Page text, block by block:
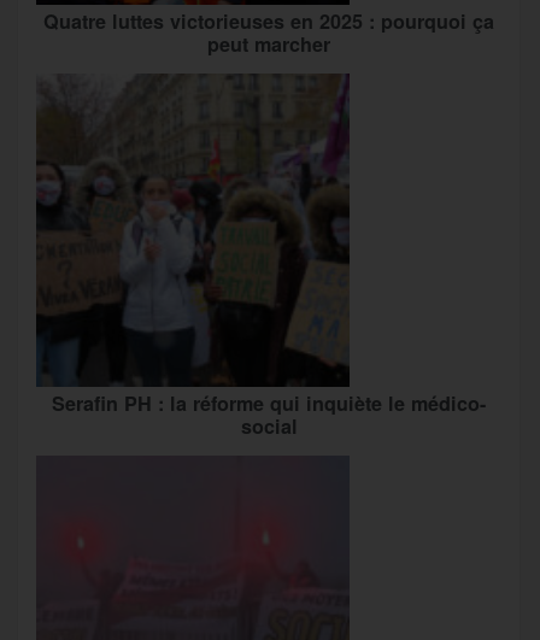
Quatre luttes victorieuses en 2025 : pourquoi ça
peut marcher
Serafin PH : la réforme qui inquiète le médico-
social